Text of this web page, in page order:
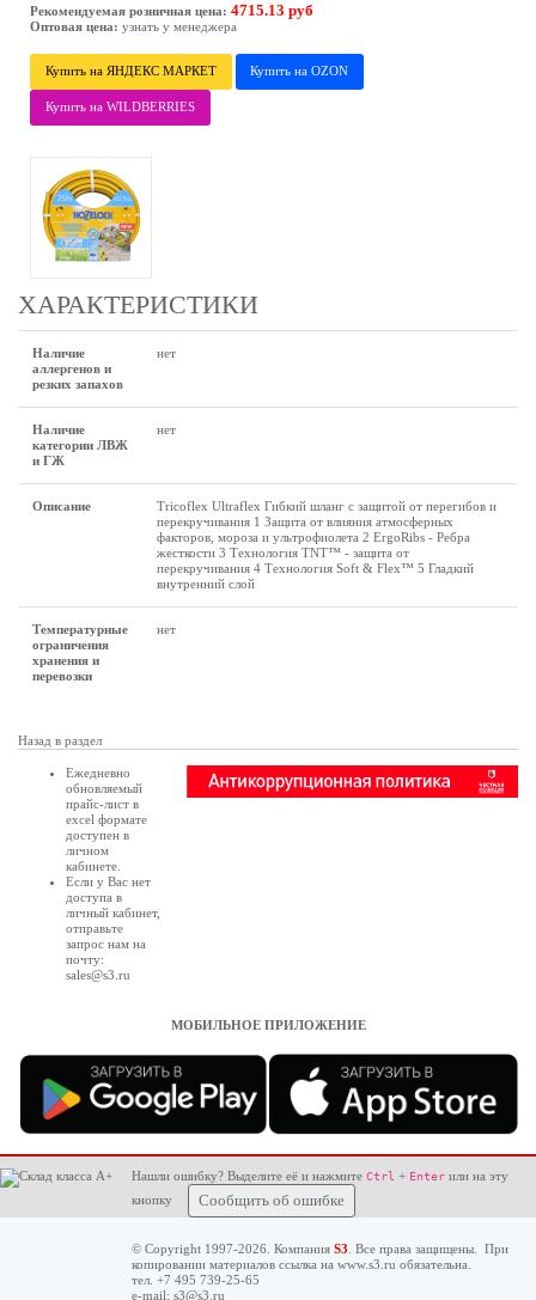
Рекомендуемая розничная цена: 4715.13 руб
Оптовая цена: узнать у менеджера
Купить на ЯНДЕКС МАРКЕТ Купить на OZON
Купить на WILDBERRIES
ХАРАКТЕРИСТИКИ
Наличие
аллергенов и
резких запахов
нет
Наличие
категории ЛВЖ
и ГЖ
нет
Описание
Tricoflex Ultraflex Гибкий шланг с защитой от перегибов и
перекручивания 1 Защита от влияния атмосферных
факторов, мороза и ультрофиолета 2 ErgoRibs - Ребра
жесткости 3 Технология TNT™ - защита от
перекручивания 4 Технология Soft & Flex™ 5 Гладкий
внутренний слой
Температурные
ограничения
хранения и
перевозки
нет
Назад в раздел
Ежедневно
обновляемый
прайс-лист в
excel формате
доступен в
личном
кабинете
Если у Вас нет
доступа в
личный кабинет,
отправьте
запрос нам на
почту:
sales@s3.ru
МОБИЛЬНОЕ ПРИЛОЖЕНИЕ
Нашли ошибку? Выделите её и нажмите Ctrl + Enter или на эту
кнопку
Сообщить об ошибке
© Copyright 1997-2026. Компания S3 . Все права защищены. При
копировании материалов ссылка на www.s3.ru обязательна.
тел. +7 495 739-25-65
e-mail: s3@s3.ru